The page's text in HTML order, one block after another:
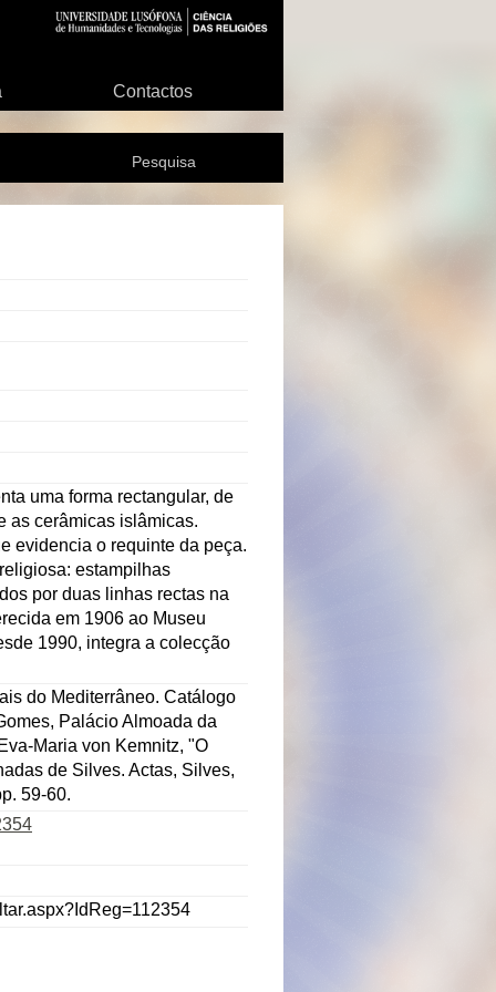
Contactos
Pesquisa
uma forma rectangular, de
as cerâmicas islâmicas.
evidencia o requinte da peça.
estampilhas
por duas linhas rectas na
em 1906 ao Museu
1990, integra a colecção
do Mediterrâneo. Catálogo
Palácio Almoada da
Maria von Kemnitz, "O
de Silves. Actas, Silves,
59-60.